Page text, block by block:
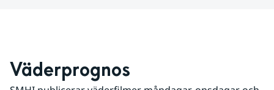
Väderprognos